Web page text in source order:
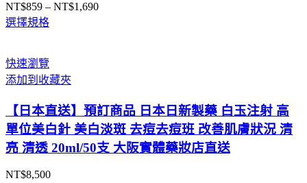
NT$859 – NT$1,690價
選擇規格
快速瀏覽
添加到收藏夾
【日本直送】預訂商品 日本日新製藥 白玉注射 高
單位美白針 美白淡斑 去痘去痘班 改善肌膚狀況 清
亮 清透 20ml/50支 大阪實體藥妝店直送
NT$8,500